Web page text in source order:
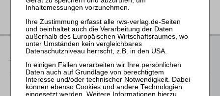
zurück
Das bieten Ihnen unsere
Veranstaltungen
Für alle Endgeräte kompatible und browserbasierte